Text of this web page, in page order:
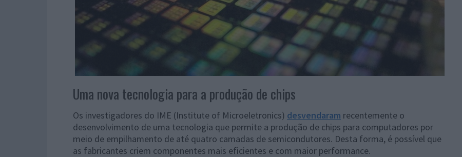
Uma nova tecnologia para a produção de chips
Os investigadores do IME (Institute of Microeletronics) desvendaram recentemente o
desenvolvimento de uma tecnologia que permite a produção de chips para computadores por
meio de empilhamento de até quatro camadas de semicondutores. Desta forma, é possível que
as fabricantes criem componentes mais eficientes e com maior performance.